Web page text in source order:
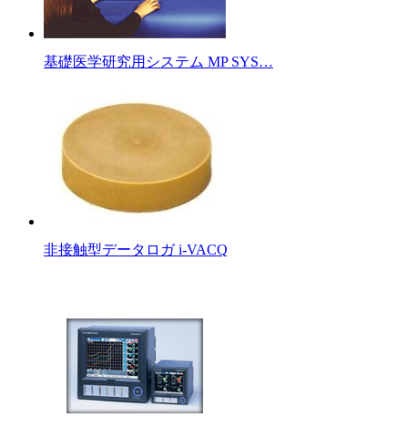
基礎医学研究用システム MP SYS…
非接触型データロガ i-VACQ